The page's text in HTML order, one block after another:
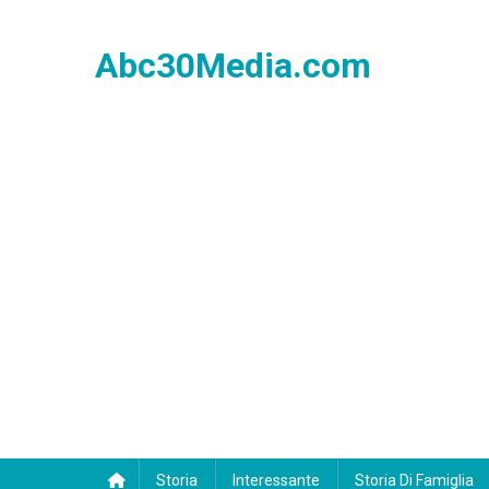
Abc30Media.com
Storia Interessante Storia Di Famiglia